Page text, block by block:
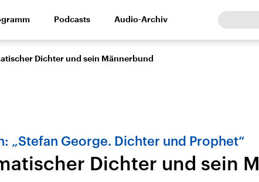
Wissen Kultur Europa
Nahostkonflikt
Iran
Podcasts Audio-Archiv
Dichter und sein Männerbund
„Stefan George. Dichter und Prophet“
Dichter und sein